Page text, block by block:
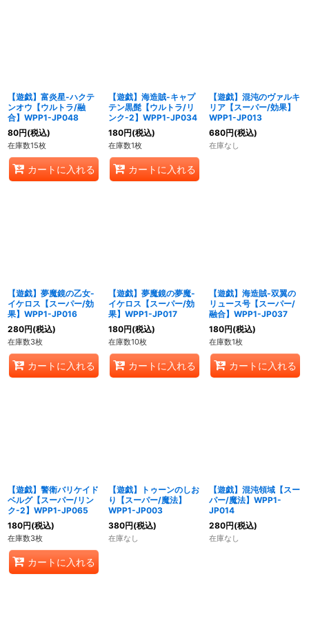
【遊戯】富炎星-ハクテ
ンオウ【ウルトラ/融
合】WPP1-JP048
80円(税込)
在庫数15枚
カートに入れる
【遊戯】海造賊-キャプ
テン黒髭【ウルトラ/リ
ンク-2】WPP1-JP034
180円(税込)
在庫数1枚
カートに入れる
【遊戯】混沌のヴァルキ
リア【スーパー/効果】
WPP1-JP013
680円(税込)
在庫なし
【遊戯】夢魔鏡の乙女-
イケロス【スーパー/効
果】WPP1-JP016
280円(税込)
在庫数3枚
カートに入れる
【遊戯】夢魔鏡の夢魔-
イケロス【スーパー/効
果】WPP1-JP017
180円(税込)
在庫数10枚
カートに入れる
【遊戯】海造賊-双翼の
リュース号【スーパー/
融合】WPP1-JP037
180円(税込)
在庫数1枚
カートに入れる
【遊戯】警衛バリケイド
ベルグ【スーパー/リン
ク-2】WPP1-JP065
180円(税込)
在庫数3枚
カートに入れる
【遊戯】トゥーンのしお
り【スーパー/魔法】
WPP1-JP003
380円(税込)
在庫なし
【遊戯】混沌領域【スー
パー/魔法】WPP1-
JP014
280円(税込)
在庫なし